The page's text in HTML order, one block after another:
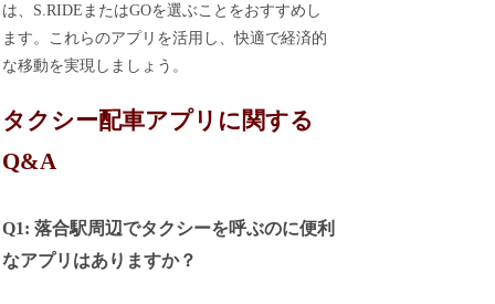
は、S.RIDEまたはGOを選ぶことをおすすめし
ます。これらのアプリを活用し、快適で経済的
な移動を実現しましょう。
タクシー配車アプリに関する
Q&A
Q1: 落合駅周辺でタクシーを呼ぶのに便利
なアプリはありますか？